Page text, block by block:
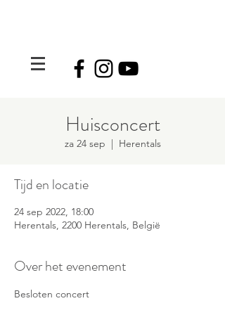
Huisconcert
za 24 sep
  |
Herentals
Tijd en locatie
24 sep 2022, 18:00
Herentals, 2200 Herentals, België
Over het evenement
Besloten concert